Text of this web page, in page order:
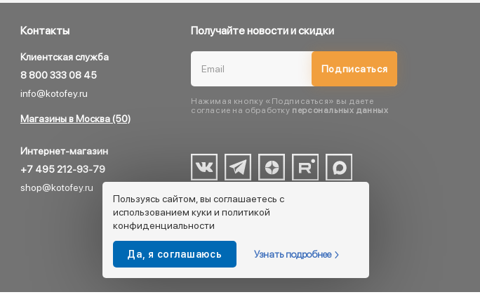
Контакты
Клиентская служба
8 800 333 08 45
info@kotofey.ru
Магазины в Москва (50)
Интернет-магазин
+7 495 212-93-79
shop@kotofey.ru
Получайте новости и скидки
Подписаться
Нажимая кнопку «Подписаться» вы даете
согласие на обработку персональных данных
Пользуясь сайтом, вы соглашаетесь с
использованием куки и политикой
конфиденциальности
Да, я соглашаюсь Узнать подробнее